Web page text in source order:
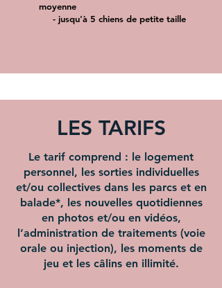
moyenne
- jusqu'à 5 chiens de petite taille
LES TARIFS
Le tarif comprend : le logement
personnel, les sorties individuelles
et/ou collectives dans les parcs et en
balade*, les nouvelles quotidiennes
en photos et/ou en vidéos,
l’administration de traitements (voie
orale ou injection), les moments de
jeu et les câlins en illimité.